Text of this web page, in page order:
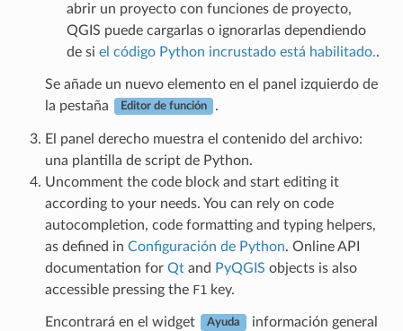
abrir un proyecto con funciones de proyecto,
QGIS puede cargarlas o ignorarlas dependiendo
de si el código Python incrustado está habilitado..
Se añade un nuevo elemento en el panel izquierdo de
la pestaña
Editor de función .
El panel derecho muestra el contenido del archivo:
una plantilla de script de Python.
Uncomment the code block and start editing it
according to your needs. You can rely on code
autocompletion, code formatting and typing helpers,
as defined in Configuración de Python. Online API
documentation for Qtand PyQGIS objects is also
accessible pressing the F1 key.
Encontrará en el widget Ayuda
información general